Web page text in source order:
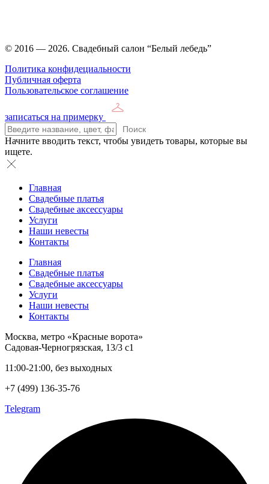
© 2016 — 2026. Свадебный салон “Белый лебедь”
Политика конфидециальности
Публичная оферта
Пользовательское соглашение
записаться на примерку
Поиск
Начните вводить текст, чтобы увидеть товары, которые вы
ищете.
Главная
Свадебные платья
Свадебные аксессуары
Услуги
Наши невесты
Контакты
Главная
Свадебные платья
Свадебные аксессуары
Услуги
Наши невесты
Контакты
Москва, метро «Красные ворота»
Садовая-Черногрязская, 13/3 с1
11:00-21:00, без выходных
+7 (499) 136-35-76
Telegram